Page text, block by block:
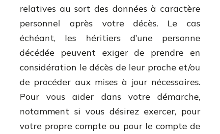
relatives au sort des données à caractère
personnel après votre décès. Le cas
échéant, les héritiers d’une personne
décédée peuvent exiger de prendre en
considération le décès de leur proche et/ou
de procéder aux mises à jour nécessaires.
Pour vous aider dans votre démarche,
notamment si vous désirez exercer, pour
votre propre compte ou pour le compte de